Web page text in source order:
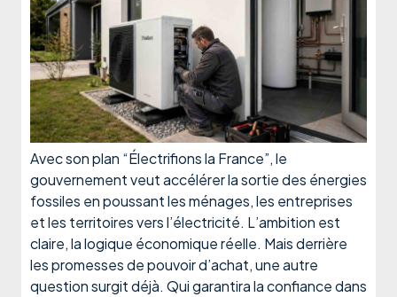
Avec son plan “Électrifions la France”, le
gouvernement veut accélérer la sortie des énergies
fossiles en poussant les ménages, les entreprises
et les territoires vers l’électricité. L’ambition est
claire, la logique économique réelle. Mais derrière
les promesses de pouvoir d’achat, une autre
question surgit déjà. Qui garantira la confiance dans